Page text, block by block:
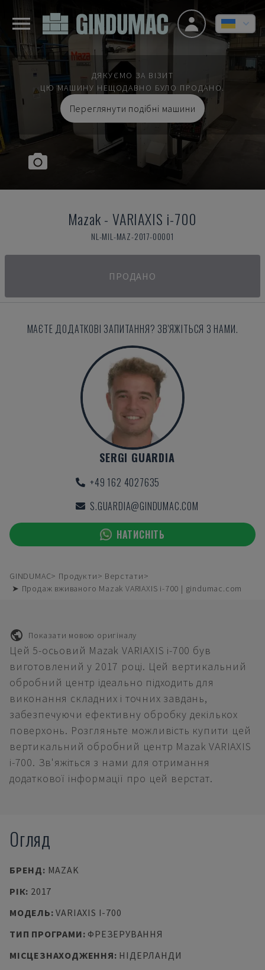
ДЯКУЄМО ЗА ВІЗИТ
ЦЮ МАШИНУ НЕЩОДАВНО БУЛО ПРОДАНО.
Переглянути подібні машини
Mazak-VARIAXIS i-700
NL-MIL-MAZ-2017-00001
ПРОДАНО
МАЄТЕ ДОДАТКОВІ ЗАПИТАННЯ? ЗВ'ЯЖІТЬСЯ З НАМИ.
SERGI GUARDIA
+49 162 4027635
S.GUARDIA@GINDUMAC.COM
НАТИСНІТЬ
GINDUMAC Продукти
Верстати
➤ Продаж вживаного Mazak VARIAXIS i-700 | gindumac.com
Показати мовою оригіналу
Цей 5-осьовий Mazak VARIAXIS i-700 був
виготовлений у 2017 році. Цей вертикальний
обробний центр ідеально підходить для
виконання складних і точних завдань,
забезпечуючи ефективну обробку декількох
поверхонь. Розгляньте можливість купити цей
вертикальний обробний центр Mazak VARIAXIS
i-700. Зв'яжіться з нами для отримання
додаткової інформації про цей верстат.
Огляд
БРЕНД: MAZAK
РІК: 2017
МОДЕЛЬ:VARIAXIS I-700
ТИП ПРОГРАМИ: ФРЕЗЕРУВАННЯ
МІСЦЕЗНАХОДЖЕННЯ: НІДЕРЛАНДИ